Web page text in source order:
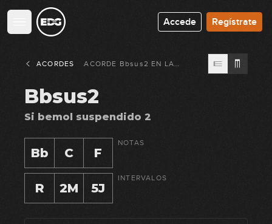
Accede Regístrate
ACORDES ACORDE Bbsus2 EN LA
Bbsus2
Si bemol suspendido 2
Bb C F
NOTAS
R 2M 5J
INTERVALOS